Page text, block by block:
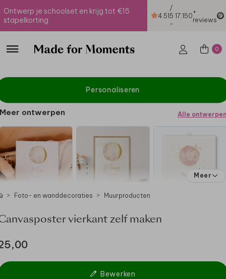
Ontwerp je schoolset en krijg tot €15
stapelkorting
4.51
/
5
-
17.150+
reviews
0
Personaliseren
Meer ontwerpen Alle ontwerpen
Meer
Foto- en wanddecoraties Muurproducten
vierkant zelf maken
Bewerken